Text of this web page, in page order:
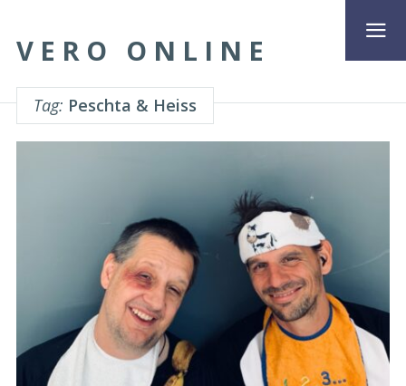
VERO ONLINE
Tag: Peschta & Heiss